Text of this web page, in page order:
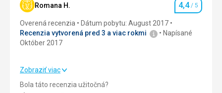
Ubytovanie 5,0/ 5
Okolie
Služby
Romana H. Hodnotenie
4,4/ 5
Overená recenzia
Dátum pobytu: August 2017
Recenzia vytvorená pred 3 a viac rokmi
Napísané
Október 2017
Strava
Zobraziť viac
Bola táto recenzia užitočná?